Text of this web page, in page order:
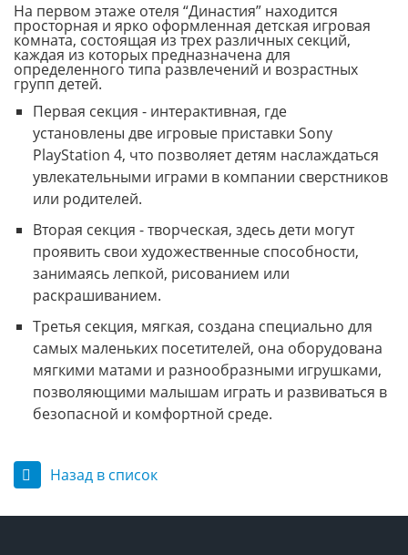
На первом этаже отеля “Династия” находится
просторная и ярко оформленная детская игровая
комната, состоящая из трех различных секций,
каждая из которых предназначена для
определенного типа развлечений и возрастных
групп детей.
Первая секция - интерактивная, где
установлены две игровые приставки Sony
PlayStation 4, что позволяет детям наслаждаться
увлекательными играми в компании сверстников
или родителей.
Вторая секция - творческая, здесь дети могут
проявить свои художественные способности,
занимаясь лепкой, рисованием или
раскрашиванием.
Третья секция, мягкая, создана специально для
самых маленьких посетителей, она оборудована
мягкими матами и разнообразными игрушками,
позволяющими малышам играть и развиваться в
безопасной и комфортной среде.
Назад в список